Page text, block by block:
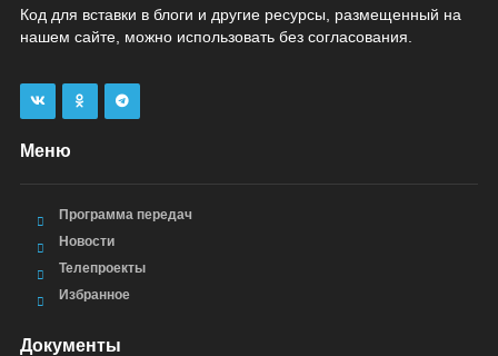
Код для вставки в блоги и другие ресурсы, размещенный на
нашем сайте, можно использовать без согласования.
Меню
Программа передач
Новости
Телепроекты
Избранное
Документы